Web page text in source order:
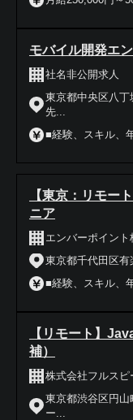
モバイル開発エ
社名非公開求人
東京都中央区八丁
先...
■経験、スキル、
【東京：リモー
ニア
エンバーポイント
東京都千代田区有
■経験、スキル、
【リモート】
補）
株式会社フルスピ
東京都渋谷区円
ー...